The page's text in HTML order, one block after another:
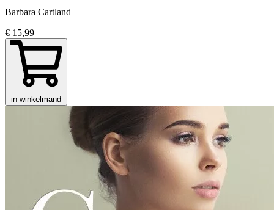
Barbara Cartland
€ 15,99
in winkelmand